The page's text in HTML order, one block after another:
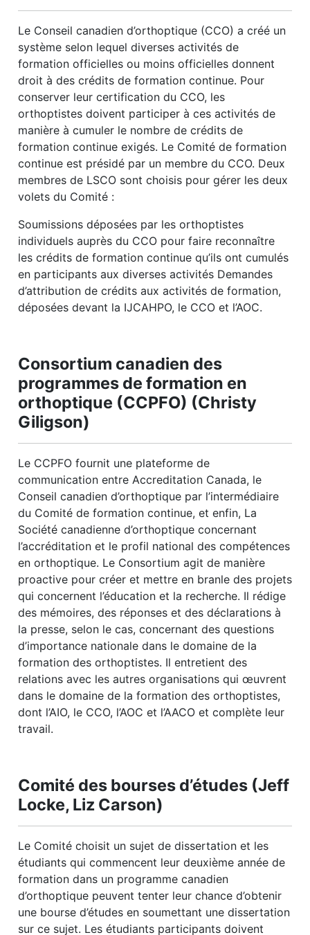
Le Conseil canadien d’orthoptique (CCO) a créé un
système selon lequel diverses activités de
formation officielles ou moins officielles donnent
droit à des crédits de formation continue. Pour
conserver leur certification du CCO, les
orthoptistes doivent participer à ces activités de
manière à cumuler le nombre de crédits de
formation continue exigés. Le Comité de formation
continue est présidé par un membre du CCO. Deux
membres de LSCO sont choisis pour gérer les deux
volets du Comité :
Soumissions déposées par les orthoptistes
individuels auprès du CCO pour faire reconnaître
les crédits de formation continue qu’ils ont cumulés
en participants aux diverses activités Demandes
d’attribution de crédits aux activités de formation,
déposées devant la IJCAHPO, le CCO et l’AOC.
Consortium canadien des
programmes de formation en
orthoptique (CCPFO) (Christy
Giligson)
Le CCPFO fournit une plateforme de
communication entre Accreditation Canada, le
Conseil canadien d’orthoptique par l’intermédiaire
du Comité de formation continue, et enfin, La
Société canadienne d’orthoptique concernant
l’accréditation et le profil national des compétences
en orthoptique. Le Consortium agit de manière
proactive pour créer et mettre en branle des projets
qui concernent l’éducation et la recherche. Il rédige
des mémoires, des réponses et des déclarations à
la presse, selon le cas, concernant des questions
d’importance nationale dans le domaine de la
formation des orthoptistes. Il entretient des
relations avec les autres organisations qui œuvrent
dans le domaine de la formation des orthoptistes,
dont l’AIO, le CCO, l’AOC et l’AACO et complète leur
travail.
Comité des bourses d’études (Jeff
Locke, Liz Carson)
Le Comité choisit un sujet de dissertation et les
étudiants qui commencent leur deuxième année de
formation dans un programme canadien
d’orthoptique peuvent tenter leur chance d’obtenir
une bourse d’études en soumettant une dissertation
sur ce sujet. Les étudiants participants doivent